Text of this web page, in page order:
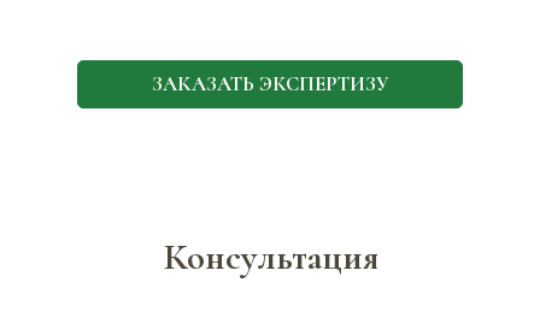
ЗАКАЗАТЬ ЭКСПЕРТИЗУ
Консультация